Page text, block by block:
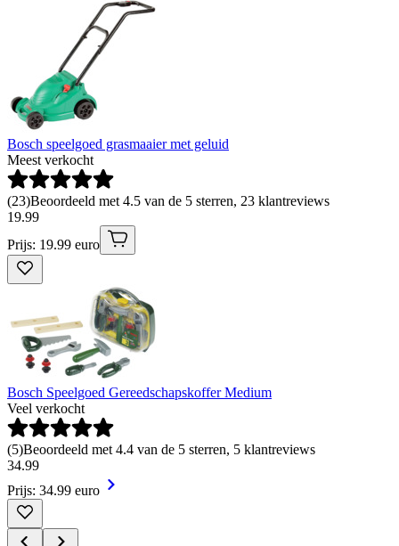
Bosch speelgoed grasmaaier met geluid
Meest verkocht
(23)Beoordeeld met 4.5 van de 5 sterren, 23 klantreviews
19.99
Prijs: 19.99 euro
Bosch Speelgoed Gereedschapskoffer Medium
Veel verkocht
(5)Beoordeeld met 4.4 van de 5 sterren, 5 klantreviews
34.99
Prijs: 34.99 euro